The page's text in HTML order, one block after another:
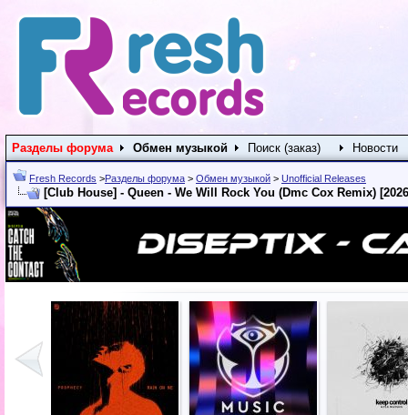
Разделы форума Обмен музыкой Поиск (заказ) Новости
Fresh Records >Разделы форума > Обмен музыкой > Unofficial Releases
[Club House] - Queen - We Will Rock You (Dmc Cox Remix)